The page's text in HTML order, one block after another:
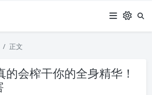
正文
的会榨干你的全身精华！